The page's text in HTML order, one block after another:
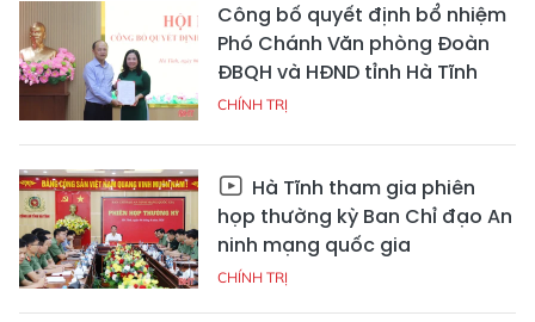
Công bố quyết định bổ nhiệm
Phó Chánh Văn phòng Đoàn
ĐBQH và HĐND tỉnh Hà Tĩnh
CHÍNH TRỊ
Hà Tĩnh tham gia phiên
họp thường kỳ Ban Chỉ đạo An
ninh mạng quốc gia
CHÍNH TRỊ